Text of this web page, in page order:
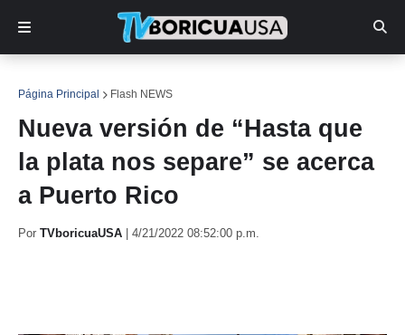
Página Principal Flash NEWS
Nueva versión de “Hasta que
la plata nos separe” se acerca
a Puerto Rico
Por TVboricuaUSA 4/21/2022 08:52:00 p.m.